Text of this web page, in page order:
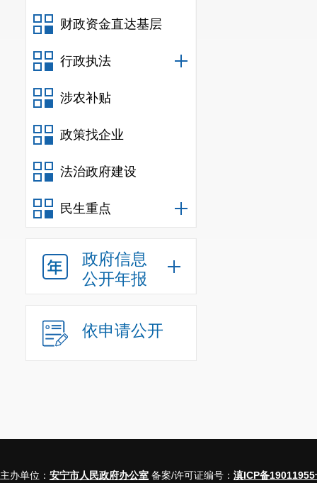
财政资金直达基层
行政执法
涉农补贴
政策找企业
法治政府建设
民生重点
政府信息
公开年报
依申请公开
主办单位： 安宁市人民政府办公室 备案/许可证编号： 滇ICP备